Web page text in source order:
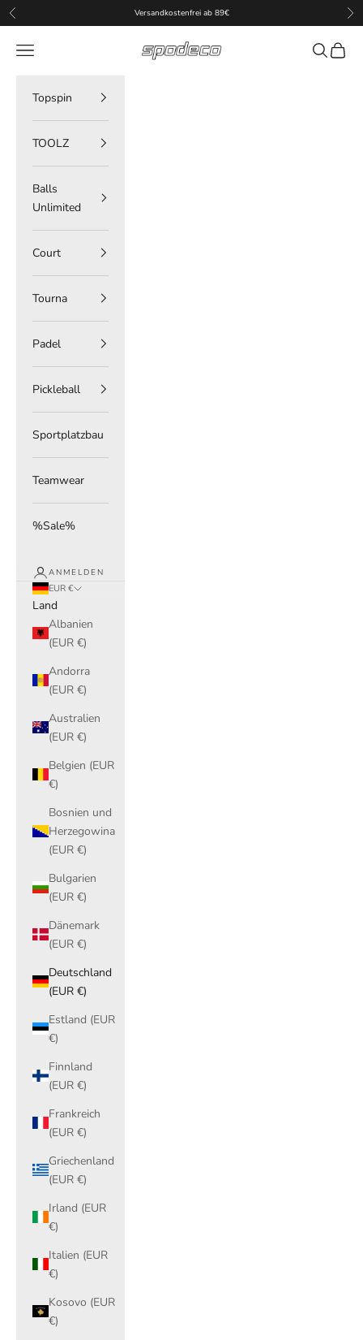
Zum Inhalt springen
Zurück Versandkostenfrei ab 89€ Vor
spodeco
Menü Suchen
Topspin
TOOLZ
Balls
Unlimited
Court
Tourna
Padel
Pickleball
Sportplatzbau
Teamwear
%Sale%
ANMELDEN
EUR €
Land
Albanien
(EUR €)
Andorra
(EUR €)
Australien
(EUR €)
Belgien (EUR
€)
Bosnien und
Herzegowina
(EUR €)
Bulgarien
(EUR €)
Dänemark
(EUR €)
Deutschland
(EUR €)
Estland (EUR
€)
Finnland
(EUR €)
Frankreich
(EUR €)
Griechenland
(EUR €)
Irland (EUR
€)
Italien (EUR
€)
Kosovo (EUR
€)